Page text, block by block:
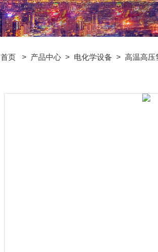
首页 > 产品中心 > 电化学设备 > 高温高压